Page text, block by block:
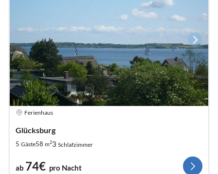
Ferienhaus
Glücksburg
5 Gäste58 m23 Schlafzimmer
ab 74€ pro Nacht